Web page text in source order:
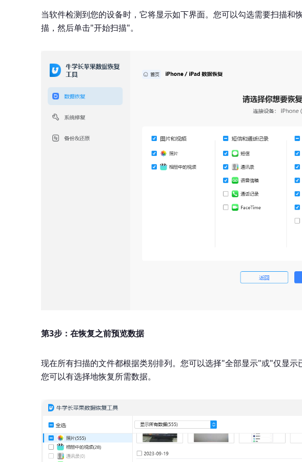
当软件检测到您的设备时，它将显示如下界面。您可以勾选需要扫描和
描，然后单击"开始扫描"。
第3步：在恢复之前预览数据
现在所有扫描的文件都根据类别排列。您可以选择"全部显示"或"仅显示
您可以有选择地恢复所需数据。